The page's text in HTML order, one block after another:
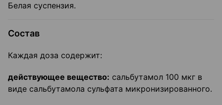
Белая суспензия.
Состав
Каждая доза содержит:
действующее вещество: сальбутамол 100 мкг в
виде сальбутамола сульфата микронизированного.